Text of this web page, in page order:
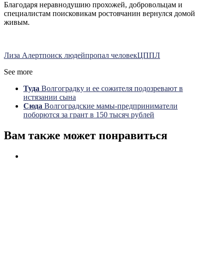
Благодаря неравнодушию прохожей, добровольцам и
специалистам поисковикам ростовчанин вернулся домой
живым.
Лиза Алертпоиск людейпропал человекЦППЛ
See more
Туда Волгоградку и ее сожителя подозревают в
истязании сына
Сюда Волгоградские мамы-предприниматели
поборются за грант в 150 тысяч рублей
Вам также может понравиться